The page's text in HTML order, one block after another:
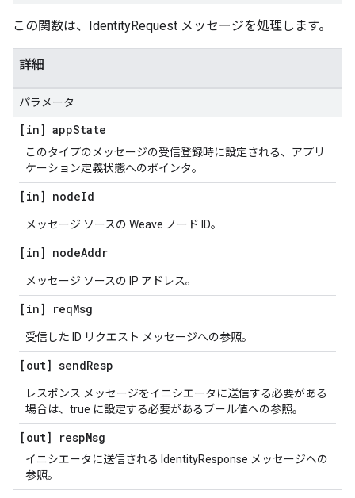
この関数は、IdentityRequest メッセージを処理します。
詳細
パラメータ
[in] appState
このタイプのメッセージの受信登録時に設定される、アプリ
ケーション定義状態へのポインタ。
[in] nodeId
メッセージ ソースの Weave ノード ID。
[in] nodeAddr
メッセージ ソースの IP アドレス。
[in] reqMsg
受信した ID リクエスト メッセージへの参照。
[out] sendResp
レスポンス メッセージをイニシエータに送信する必要がある
場合は、true に設定する必要があるブール値への参照。
[out] respMsg
イニシエータに送信される IdentityResponse メッセージへの
参照。